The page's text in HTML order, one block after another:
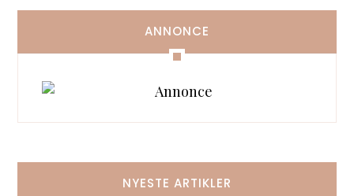
ANNONCE
NYESTE ARTIKLER